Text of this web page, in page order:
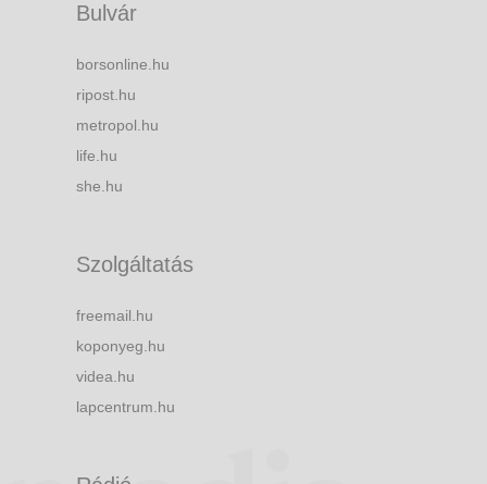
Bulvár
borsonline.hu
ripost.hu
metropol.hu
life.hu
she.hu
Szolgáltatás
freemail.hu
koponyeg.hu
videa.hu
lapcentrum.hu